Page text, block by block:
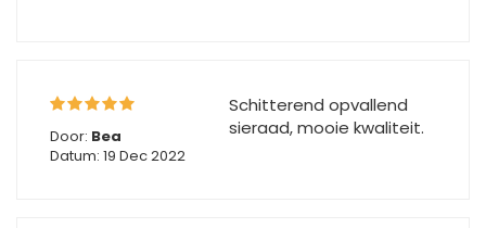
Door: Bea
Datum: 19 Dec 2022
Schitterend opvallend
sieraad, mooie kwaliteit.